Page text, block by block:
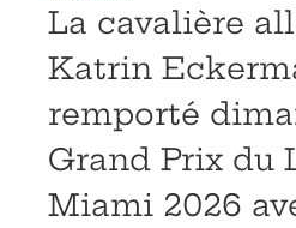
La cavalière
Katrin
remporté
Grand Prix du
Miami 2026